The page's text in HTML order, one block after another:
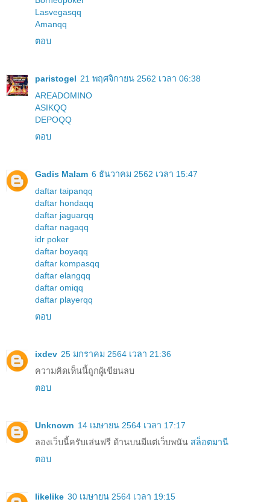
Lasvegasqq
Amanqq
ตอบ
paristogel 21 พฤศจิกายน 2562 เวลา 06:38
AREADOMINO
ASIKQQ
DEPOQQ
ตอบ
Gadis Malam 6 ธันวาคม 2562 เวลา 15:47
daftar taipanqq
daftar hondaqq
daftar jaguarqq
daftar nagaqq
idr poker
daftar boyaqq
daftar kompasqq
daftar elangqq
daftar omiqq
daftar playerqq
ตอบ
ixdev 25 มกราคม 2564 เวลา 21:36
ความคิดเห็นนี้ถูกผู้เขียนลบ
ตอบ
Unknown 14 เมษายน 2564 เวลา 17:17
ลองเว็บนี้ครับเล่นฟรี ด้านบนมีแต่เว็บพนัน สล็อตมานี
ตอบ
likelike 30 เมษายน 2564 เวลา 19:15